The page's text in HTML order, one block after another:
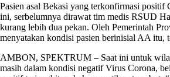
Pasien asal Bekasi yang terkonfirmasi
ini, serbelumnya dirawat tim medis RSUD
kurang lebih dua pekan. Oleh Pemerintah
menyatakan kondisi pasien berinisial AA itu,
AMBON, SPEKTRUM – Saat ini untuk
masih dalam kondisi negatif Virus Corona,